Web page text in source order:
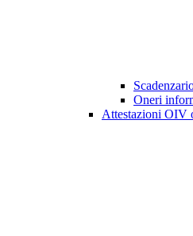
Oneri
Attestazioni OIV